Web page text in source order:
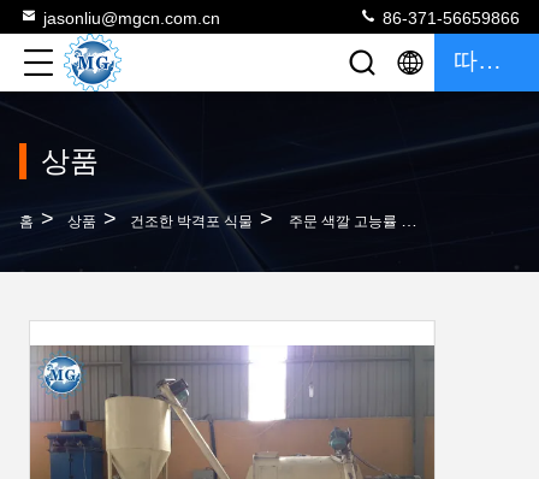
jasonliu@mgcn.com.cn 86-371-56659866
따옴표
상품
홈 > 상품 > 건조한 박격포 식물 > 주문 색깔 고능률 건조한 박격포 식물, 도와 접착제를 위한 건조혼합제 박격포